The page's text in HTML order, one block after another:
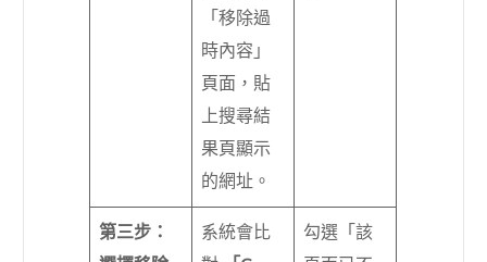
「移除過
時內容」
頁面，貼
上搜尋結
果頁顯示
的網址。
第三步：
系統會比
勾選「該